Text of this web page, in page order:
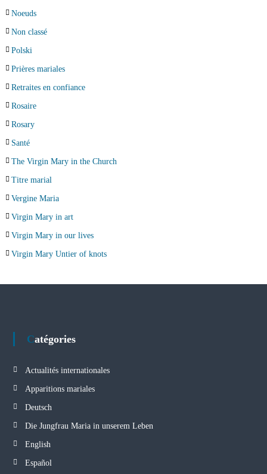
Noeuds
Non classé
Polski
Prières mariales
Retraites en confiance
Rosaire
Rosary
Santé
The Virgin Mary in the Church
Titre marial
Vergine Maria
Virgin Mary in art
Virgin Mary in our lives
Virgin Mary Untier of knots
Catégories
Actualités internationales
Apparitions mariales
Deutsch
Die Jungfrau Maria in unserem Leben
English
Español